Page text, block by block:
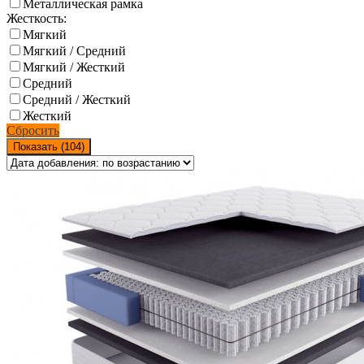
Металлическая рамка
Жесткость:
Мягкий
Мягкий / Средний
Мягкий / Жесткий
Средний
Средний / Жесткий
Жесткий
Сбросить
Показать (104)